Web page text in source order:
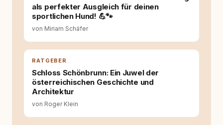
Wissens- und Serviceportal für
Hundehalter:innen in Deutschland, Österreich
und der Schweiz. Meine Überzeugung:
Tierschutz beginnt mit Wissen. Wer seinen
Hund versteht, trifft bessere Entscheidungen –
für ein Zusammenleben, das beiden guttut.
als perfekter Ausgleich für deinen
sportlichen Hund! 💪🐾
von Miriam Schäfer
RATGEBER
Schloss Schönbrunn: Ein Juwel der
österreichischen Geschichte und
Architektur
von Roger Klein